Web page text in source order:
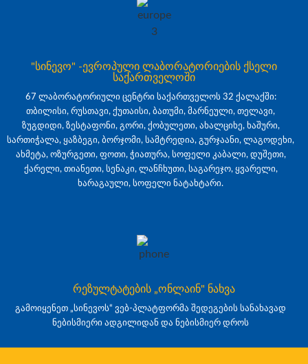
"სინევო" -ევროპული ლაბორატორიების ქსელი
საქართველოში
67 ლაბორატორიული ცენტრი საქართველოს 32 ქალაქში:
თბილისი, რუსთავი, ქუთაისი, ბათუმი, მარნეული, თელავი,
ზუგდიდი, ზესტაფონი, გორი, ქობულეთი, ახალციხე, ხაშური,
სართიჭალა, ყაზბეგი, ბორჯომი, სამტრედია, გურჯაანი, ლაგოდეხი,
ახმეტა, ოზურგეთი, ფოთი, ჭიათურა, სოფელი კაბალი, დუშეთი,
ქარელი, თიანეთი, სენაკი, ლანჩხუთი, საგარეჯო, ყვარელი,
ხარაგაული, სოფელი ნატახტარი.
რეზულტატების „ონლაინ" ნახვა
გამოიყენეთ „სინევოს“ ვებ-პლატფორმა შედეგების სანახავად
ნებისმიერი ადგილიდან და ნებისმიერ დროს